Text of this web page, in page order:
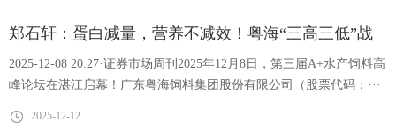
郑石轩：蛋白减量，营养不减效！粤海“三高三低”战
略引领水产养殖降本增效
2025-12-08 20:27·证券市场周刊2025年12月8日，第三届A+水产饲料高
峰论坛在湛江启幕！广东粤海饲料集团股份有限公司（股票代码：···
2025-12-12
我国饲料质量标准以强制性国家标准为核心，搭配专项法规、
流程的体系，···
猪饲料的选购？